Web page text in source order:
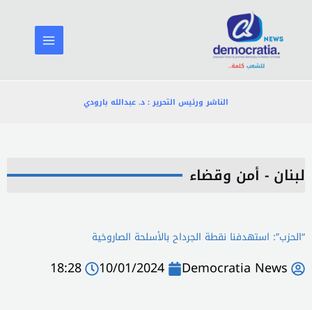
المحتوى
الناشر ورئيس التحرير : د. عبدالله بارودي
لبنان - أمن وقضاء
“الحزب”: استهدفنا نقطة ‏الجرداح‎ بالأسلحة الصاروخية
Democratia News
10/01/2024
18:28